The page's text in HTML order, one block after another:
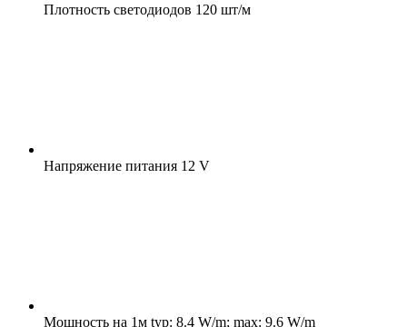
Плотность светодиодов 120 шт/м
Напряжение питания 12 V
Мощность на 1м typ: 8.4 W/m; max: 9.6 W/m